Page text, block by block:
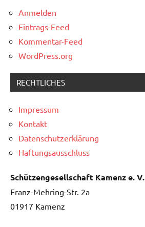
Anmelden
Eintrags-Feed
Kommentar-Feed
WordPress.org
RECHTLICHES
Impressum
Kontakt
Datenschutzerklärung
Haftungsausschluss
Schützengesellschaft Kamenz e. V.
Franz-Mehring-Str. 2a
01917 Kamenz